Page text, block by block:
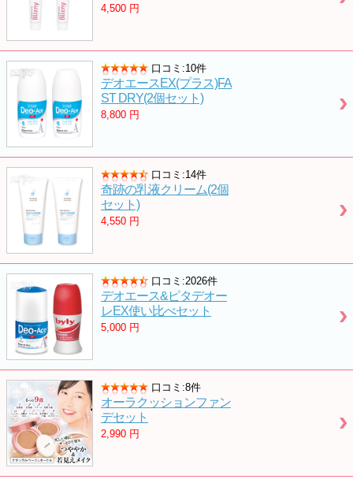
4,500 円
口コミ:10件
デオエースEX(プラス)FA
ST DRY(2個セット)
8,800 円
口コミ:14件
奇跡の乳液クリーム(2個
セット)
4,550 円
口コミ:2026件
デオエース&ピタデオー
レEX使い比べセット
5,000 円
口コミ:8件
オーラクッションファン
デセット
2,990 円